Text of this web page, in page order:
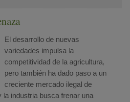
El desarrollo de nuevas
variedades impulsa la
competitividad de la agricultura,
pero también ha dado paso a un
creciente mercado ilegal de
la industria busca frenar una